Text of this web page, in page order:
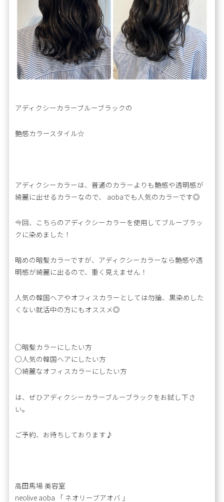
アディクシーカラーブルーブラックの
艶感カラースタイル☆
アディクシーカラーは、普通のカラーよりも艶感や透明感が
綺麗に出せるカラーなので、 aobaでも人気のカラーです◎
今回、こちらのアディクシーカラーを使用してブルーブラッ
クに染めました！
暗めの暗髪カラーですが、アディクシーカラーなら艶感や透
明感が綺麗に出るので、重く見えません！
人気の韓国ヘアやオフィスカラーとしては勿論、黒染めした
くない就活中の方にもオススメ◎
◯暗髪カラーにしたい方
◯人気の韓国ヘアにしたい方
◯綺麗なオフィスカラーにしたい方
は、ぜひアディクシーカラーブルーブラックをお試し下さ
い。
ご予約、お待ちしております♪
高田馬場 美容室
neolive aoba 「 ネオリーブアオバ 」